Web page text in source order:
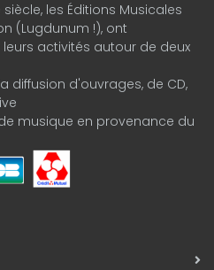
les Éditions Musicales
(Lugdunum !), ont
activités autour de deux
diffusion d'ouvrages, de CD,
musique en provenance du